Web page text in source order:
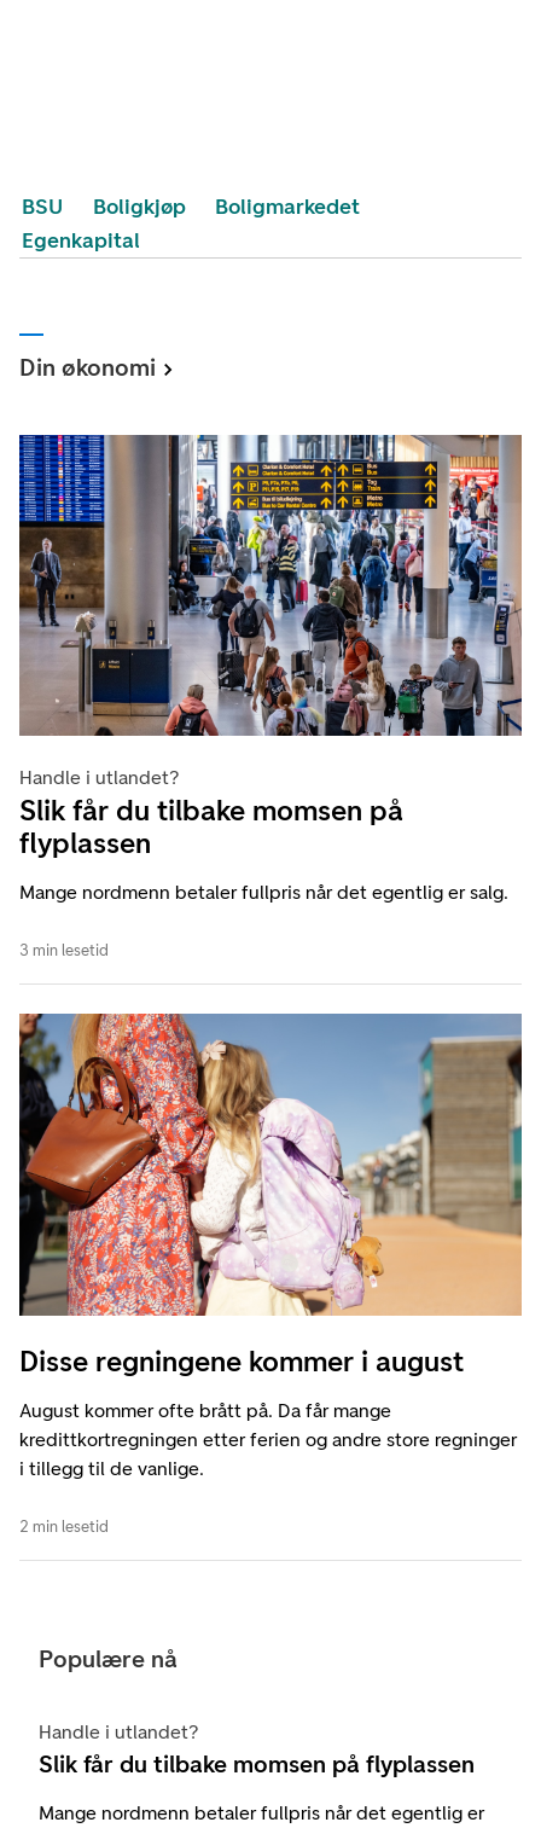
BSU Boligkjøp
Boligmarkedet
Egenkapital
Din økonomi
Handle i utlandet?
Slik får du tilbake momsen på
flyplassen
Mange nordmenn betaler fullpris når det egentlig er salg.
3 min lesetid
Disse regningene kommer i august
August kommer ofte brått på. Da får mange
kredittkortregningen etter ferien og andre store regninger
i tillegg til de vanlige.
2 min lesetid
Populære nå
Handle i utlandet?
Slik får du tilbake momsen på flyplassen
Mange nordmenn betaler fullpris når det egentlig er